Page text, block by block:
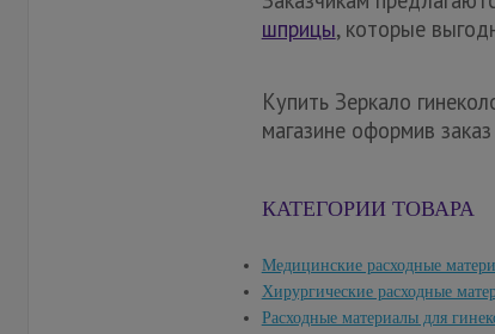
шприцы, которые
Купить Зеркало
магазине оформив
КАТЕГОРИИ ТОВАРА
Медицинские расходные
Хирургические расходные
Расходные материалы для